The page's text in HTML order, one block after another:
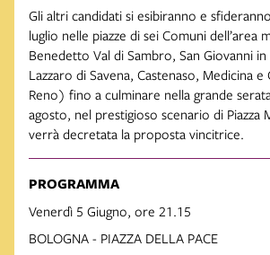
Gli altri candidati si esibiranno e
luglio nelle piazze di sei Comuni dell’area
Benedetto Val di Sambro, San Giovanni
Lazzaro di Savena, Castenaso, Medicina e
Reno) fino a culminare nella grande
agosto, nel prestigioso scenario di Piazza
verrà decretata la proposta vincitrice.
PROGRAMMA
Venerdì 5 Giugno, ore 21.15
BOLOGNA - PIAZZA DELLA PACE